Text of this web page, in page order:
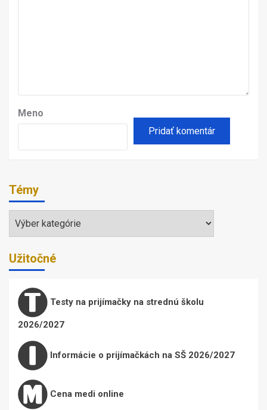
Meno
Témy
Témy
Užitočné
Testy na prijímačky na strednú školu
2026/2027
Informácie o prijímačkách na SŠ 2026/2027
Cena medi online